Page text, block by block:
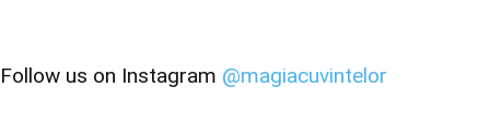
Follow us on Instagram @magiacuvintelor